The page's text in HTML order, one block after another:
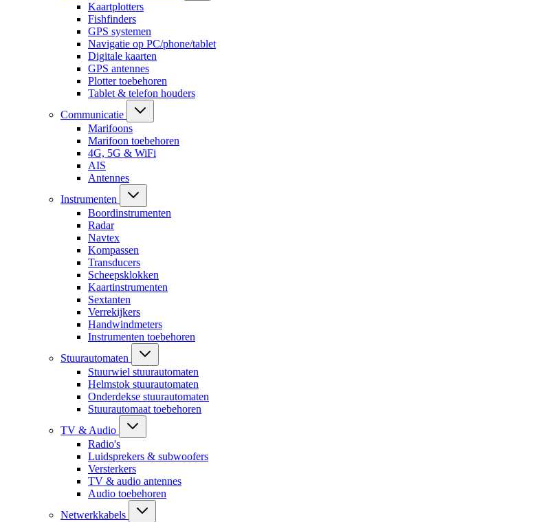
Kaartplotters
Fishfinders
GPS systemen
Navigatie op PC/phone/tablet
Digitale kaarten
GPS antennes
Plotter toebehoren
Tablet & telefon houders
Communicatie
Marifoons
Marifoon toebehoren
4G, 5G & WiFi
AIS
Antennes
Instrumenten
Boordinstrumenten
Radar
Navtex
Kompassen
Transducers
Scheepsklokken
Kaartinstrumenten
Sextanten
Verrekijkers
Handwindmeters
Instrumenten toebehoren
Stuurautomaten
Stuurwiel stuurautomaten
Helmstok stuurautomaten
Onderdekse stuurautomaten
Stuurautomaat toebehoren
TV & Audio
Radio's
Luidsprekers & subwoofers
Versterkers
TV & audio antennes
Audio toebehoren
Netwerkkabels